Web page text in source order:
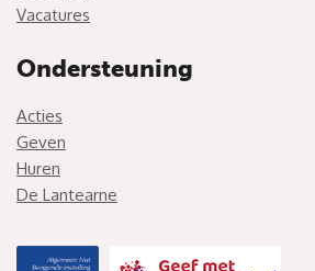
Vacatures
Ondersteuning
Acties
Geven
Huren
De Lantearne